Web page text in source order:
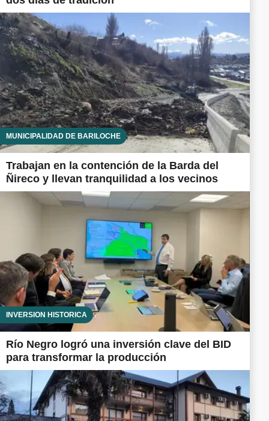
MUNICIPALIDAD DE BARILOCHE
Trabajan en la contención de la Barda del
Ñireco y llevan tranquilidad a los vecinos
INVERSIÓN HISTÓRICA
Río Negro logró una inversión clave del BID
para transformar la producción